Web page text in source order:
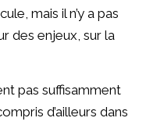
mais il n’y a pas
des enjeux, sur la
pas suffisamment
d’ailleurs dans